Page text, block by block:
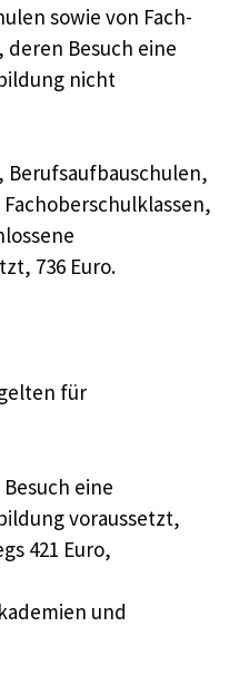
sowie von Fach-
deren Besuch eine
nicht
Berufsaufbauschulen,
736 Euro.
für
eine
voraussetzt,
421 Euro,
und